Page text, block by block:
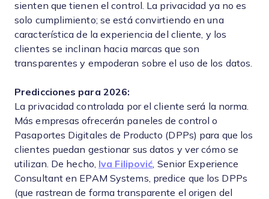
sienten que tienen el control. La privacidad ya no es
solo cumplimiento; se está convirtiendo en una
característica de la experiencia del cliente, y los
clientes se inclinan hacia marcas que son
transparentes y empoderan sobre el uso de los datos.
Predicciones para 2026:
La privacidad controlada por el cliente será la norma.
Más empresas ofrecerán paneles de control o
Pasaportes Digitales de Producto (DPPs) para que los
clientes puedan gestionar sus datos y ver cómo se
utilizan. De hecho, Iva Filipović , Senior Experience
Consultant en EPAM Systems, predice que los DPPs
(que rastrean de forma transparente el origen del